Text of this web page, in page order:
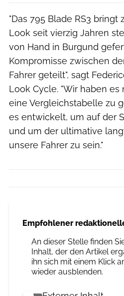
"Das 795 Blade RS3 bringt
Look seit vierzig Jahren
von Hand in Burgund
Kompromisse zwischen
Fahrer geteilt", sagt
Look Cycle. "Wir haben
eine Vergleichstabelle zu
es entwickelt, um auf der
und um der ultimative
unsere Fahrer zu sein."
Empfohlener
An dieser Stelle finden
Inhalt, der den Artikel
ihn sich mit einem Klick
wieder ausblenden.